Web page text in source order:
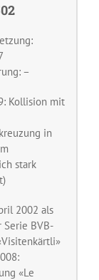
–
Kollision mit
in
stark
2002 als
BVB-
«Le